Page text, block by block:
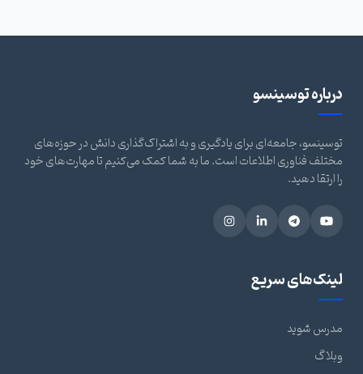
درباره توسینسو
توسینسو، جامعه‌ای برای یادگیری و به اشتراک‌گذاری دانش در حوزه‌های
مختلف فناوری اطلاعات است. ما به شما کمک می‌کنیم تا مهارت‌های خود
را ارتقا دهید.
لینک‌های سریع
مدرس شوید
وبلاگ